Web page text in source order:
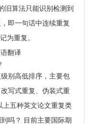
旧算法只能识别检测到
即一句话中连续重复
为重复。
别高低排序，主要包
写式重复、伪装式重
五种英文论文重复类
吗？ 目前主要国际期